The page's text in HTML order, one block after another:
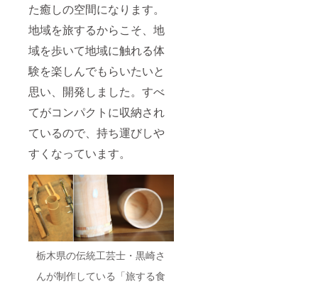
た癒しの空間になります。
地域を旅するからこそ、地
域を歩いて地域に触れる体
験を楽しんでもらいたいと
思い、開発しました。すべ
てがコンパクトに収納され
ているので、持ち運びしや
すくなっています。
栃木県の伝統工芸士・黒崎さ
んが制作している「旅する食